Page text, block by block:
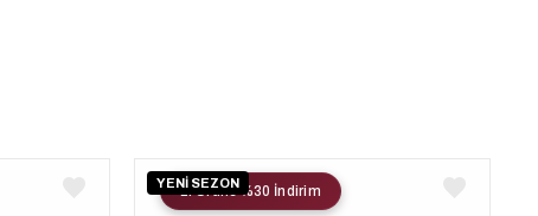
YENİ SEZON
2. Ürüne %30 İndirim